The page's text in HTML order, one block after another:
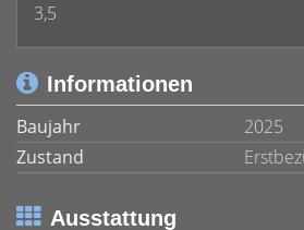
3,5
Informationen
Baujahr
2025
Zustand
Ausstattung